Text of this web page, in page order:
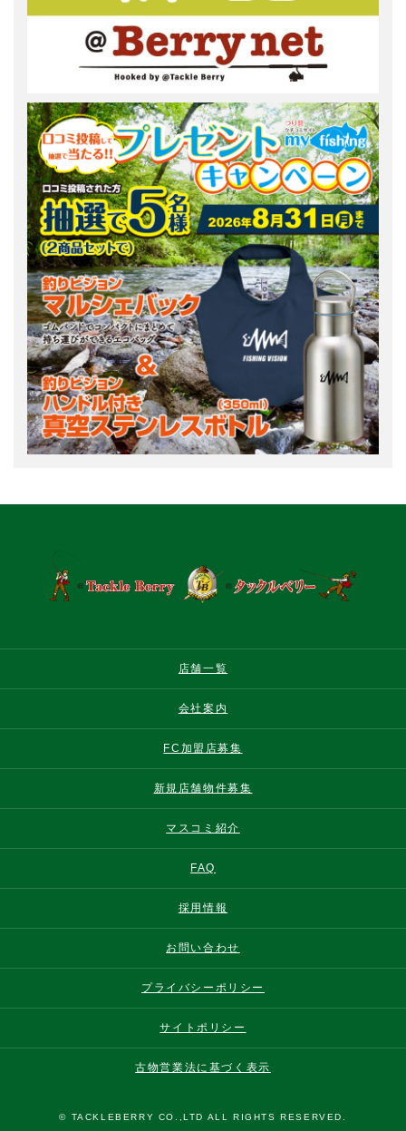
店舗一覧
会社案内
FC加盟店募集
新規店舗物件募集
マスコミ紹介
FAQ
採用情報
お問い合わせ
プライバシーポリシー
サイトポリシー
古物営業法に基づく表示
© TACKLEBERRY CO.,LTD ALL RIGHTS RESERVED.